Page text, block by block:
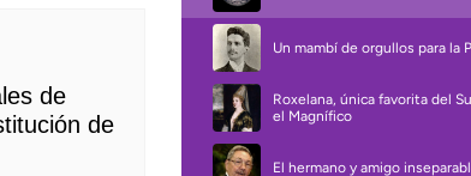
de
de